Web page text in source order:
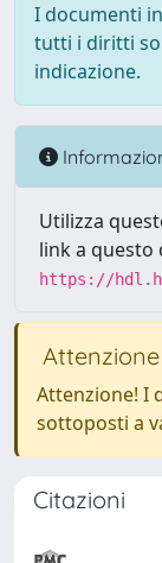
I documenti
tutti i diritti
indicazione.
Utilizza
link a questo
https://
Attenzione
Attenzione! I
sottoposti a
Citazioni